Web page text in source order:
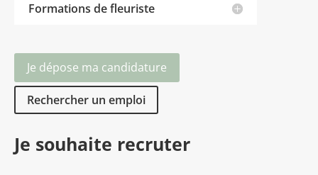
Formations de fleuriste
Je dépose ma candidature
Rechercher un emploi
Je souhaite recruter